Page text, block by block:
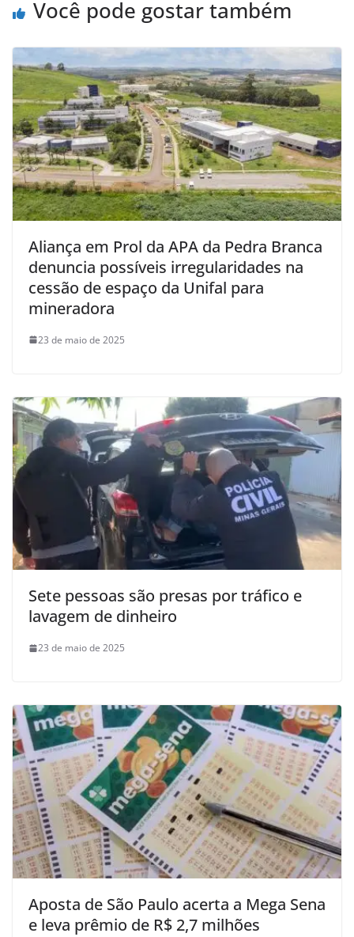
Você pode gostar também
Aliança em Prol da APA da Pedra Branca
denuncia possíveis irregularidades na
cessão de espaço da Unifal para
mineradora
23 de maio de 2025
Sete pessoas são presas por tráfico e
lavagem de dinheiro
23 de maio de 2025
Aposta de São Paulo acerta a Mega Sena
e leva prêmio de R$ 2,7 milhões